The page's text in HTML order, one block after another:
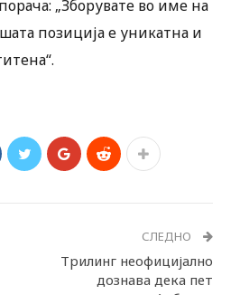
„Зборувате во име на
позиција е уникатна и
СЛЕДНО
Трилинг неофицијално
дознава дека пет